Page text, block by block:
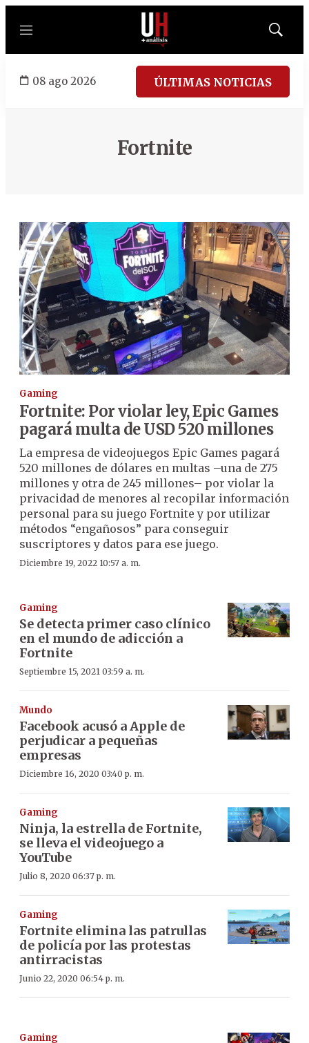
Menú
Mostrar
08 ago 2026 ÚLTIMAS NOTICIAS
Fortnite
Gaming
Fortnite: Por violar ley, Epic Games
pagará multa de USD 520 millones
La empresa de videojuegos Epic Games pagará
520 millones de dólares en multas –una de 275
millones y otra de 245 millones– por violar la
privacidad de menores al recopilar información
personal para su juego Fortnite y por utilizar
métodos “engañosos” para conseguir
suscriptores y datos para ese juego.
Diciembre 19, 2022 10:57 a. m.
Gaming
Se detecta primer caso clínico
en el mundo de adicción a
Fortnite
Septiembre 15, 2021 03:59 a. m.
Mundo
Facebook acusó a Apple de
perjudicar a pequeñas
empresas
Diciembre 16, 2020 03:40 p. m.
Gaming
Ninja, la estrella de Fortnite,
se lleva el videojuego a
YouTube
Julio 8, 2020 06:37 p. m.
Gaming
Fortnite elimina las patrullas
de policía por las protestas
antirracistas
Junio 22, 2020 06:54 p. m.
Gaming